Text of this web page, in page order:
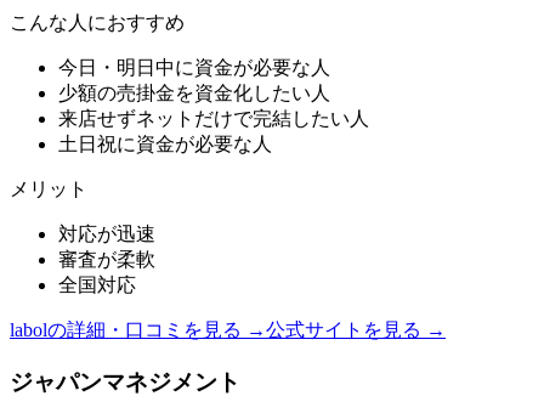
こんな人におすすめ
今日・明日中に資金が必要な人
少額の売掛金を資金化したい人
来店せずネットだけで完結したい人
土日祝に資金が必要な人
メリット
対応が迅速
審査が柔軟
全国対応
labolの詳細・口コミを見る →公式サイトを見る →
ジャパンマネジメント